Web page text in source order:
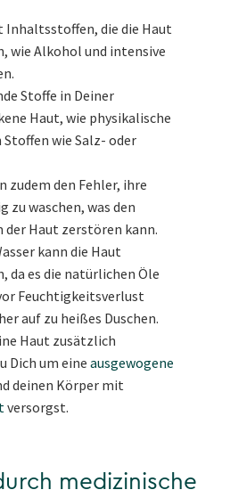
Inhaltsstoffen, die die Haut
wie Alkohol und intensive
Stoffe in Deiner
Haut, wie physikalische
wie Salz- oder
zudem den Fehler, ihre
zu waschen, was den
Haut zerstören kann.
kann die Haut
da es die natürlichen Öle
Feuchtigkeitsverlust
auf zu heißes Duschen.
Haut zusätzlich
Dich um eine ausgewogene
deinen Körper mit
versorgst.
medizinische